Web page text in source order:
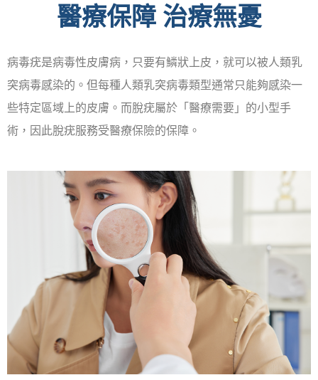
醫療保障 治療無憂
病毒疣是病毒性皮膚病，只要有鱗狀上皮，就可以被人類乳
突病毒感染的。但每種人類乳突病毒類型通常只能夠感染一
些特定區域上的皮膚。而脫疣屬於「醫療需要」的小型手
術，因此脫疣服務受醫療保險的保障。